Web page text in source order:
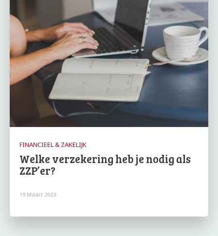
FINANCIEEL & ZAKELIJK
Welke verzekering heb je nodig als
ZZP’er?
19 Maart 2023